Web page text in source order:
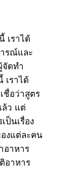
เราได้
รณ์และ
จัดทำ
เราได้
ชื่อว่าสูตร
ว แต่
ป็นเรื่อง
งแต่ละคน
อาหาร
อาหาร